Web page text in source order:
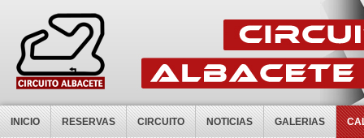
INICIO RESERVAS CIRCUITO NOTICIAS GALERIAS